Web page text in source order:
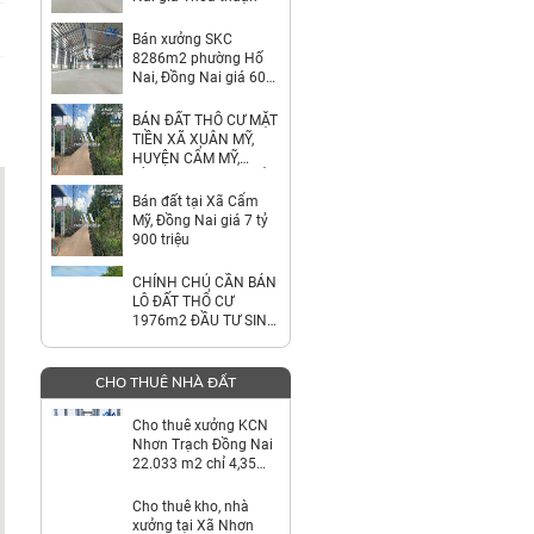
Bán xưởng SKC
8286m2 phường Hố
Nai, Đồng Nai giá 60
BÁN ĐẤT THỔ CƯ MẶT
TIỀN XÃ XUÂN MỸ,
HUYỆN CẨM MỸ,
7,9 TỶ
Bán đất tại Xã Cẩm
Mỹ, Đồng Nai giá 7 tỷ
900 triệu
CHÍNH CHỦ CẦN BÁN
LÔ ĐẤT THỔ CƯ
1976m2 ĐẦU TƯ SINH
CHO THUÊ NHÀ ĐẤT
Cho thuê xưởng KCN
Nhơn Trạch Đồng Nai
22.033 m2 chỉ 4,35
Cho thuê kho, nhà
xưởng tại Xã Nhơn